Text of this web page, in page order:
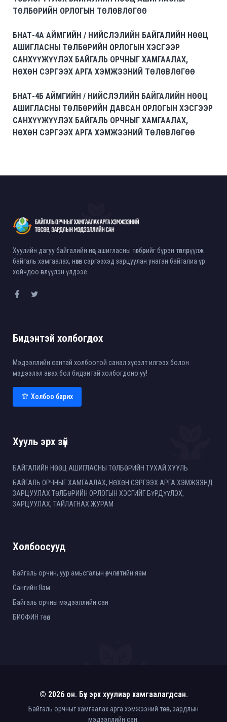
ТӨЛБӨРИЙН ОРЛОГЫН ТӨЛӨВЛӨГӨӨ
БНАТ-4А АЙМГИЙН / НИЙСЛЭЛИЙН БАЙГАЛИЙН НӨӨЦ
АШИГЛАСНЫ ТӨЛБӨРИЙН ОРЛОГЫН ХЭСГЭЭР
САНХҮҮЖҮҮЛЭХ БАЙГАЛЬ ОРЧНЫГ ХАМГААЛАХ,
НӨХӨН СЭРГЭЭХ АРГА ХЭМЖЭЭНИЙ ТӨЛӨВЛӨГӨӨ
БНАТ-4Б АЙМГИЙН / НИЙСЛЭЛИЙН БАЙГАЛИЙН НӨӨЦ
АШИГЛАСНЫ ТӨЛБӨРИЙН ДАВСАН ОРЛОГЫН ХЭСГЭЭР
САНХҮҮЖҮҮЛЭХ БАЙГАЛЬ ОРЧНЫГ ХАМГААЛАХ,
НӨХӨН СЭРГЭЭХ АРГА ХЭМЖЭЭНИЙ ТӨЛӨВЛӨГӨӨ
Хуулийн дагуу байгалийн нөөц ашигласны төлбөрийг бүрэн төвлөрүүлж
байгаль хамгаалах, нөхөн сэргээхэд зарцуулан унаган байгалиа үр
хойчдоо өвлүүлэн үлдээе.
Хууль эрх зүй
БАЙГАЛИЙН НӨӨЦ АШИГЛАСНЫ ТӨЛБӨРИЙН ТУХАЙ ХУУЛЬ
БАЙГАЛЬ ОРЧНЫГ ХАМГААЛАХ, НӨХӨН СЭРГЭЭХ АРГА ХЭМЖЭЭНД
ЗАРЦУУЛАХ ТӨЛБӨРИЙН ОРЛОГЫН ХЭСГИЙГ БҮРДҮҮЛЭХ,
ЗАРЦУУЛАХ, ТАЙЛАГНАХ ЖУРАМ
Холбоосууд
Байгаль орчин, уур амьсгалын өөрчлөлтийн яам
Сангийн Яам
Байгаль орчны мэдээллийн сан
БИОФИН төсөл
Бидэнтэй холбогдох
Мэдээллийн сантай холбоотой санал хүсэлт илгээх болон
мэдээлэл авах бол бидэнтэй холбогдоно уу!
Холбоо барих
© 2026 он. Бүх эрх хуулиар хамгаалагдсан.
Байгаль орчныг хамгаалах арга хэмжээний төсөв, зардлын
мэдээллийн сан.